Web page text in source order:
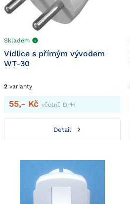
Skladem
Vidlice s přímým vývodem
WT-30
2varianty
55,- Kč včetně DPH
Detail